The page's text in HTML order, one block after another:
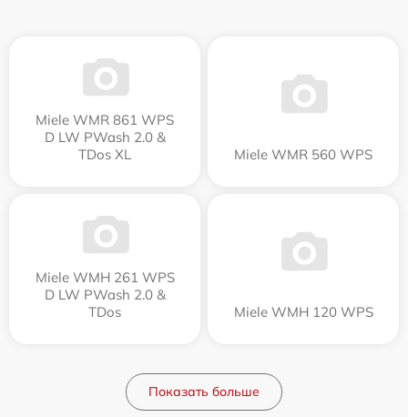
Miele WMR 861 WPS
D LW PWash 2.0 &
TDos XL
Miele WMR 560 WPS
Miele WMH 261 WPS
D LW PWash 2.0 &
TDos
Miele WMH 120 WPS
Показать больше